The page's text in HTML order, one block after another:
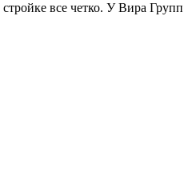
все четко. У Вира Групп